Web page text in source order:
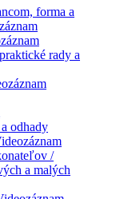
forma a
rady a
odhady
/
a malých